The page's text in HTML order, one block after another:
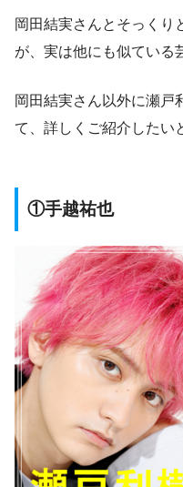
岡田結実さんとそっくり
が、実は他にも似ている
岡田結実さん以外に瀬戸
て、詳しくご紹介したい
①手越祐也